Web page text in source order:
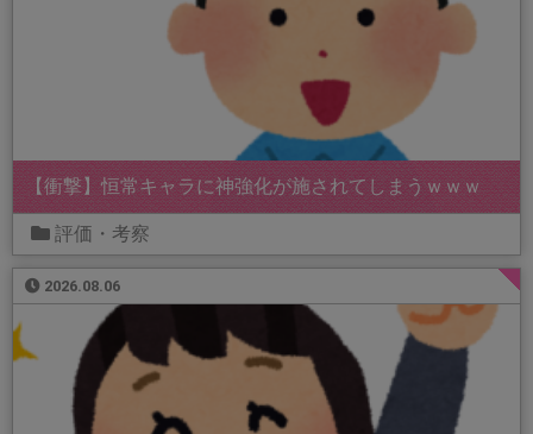
【衝撃】恒常キャラに神強化が施されてしまうｗｗｗ
評価・考察
2026.08.06